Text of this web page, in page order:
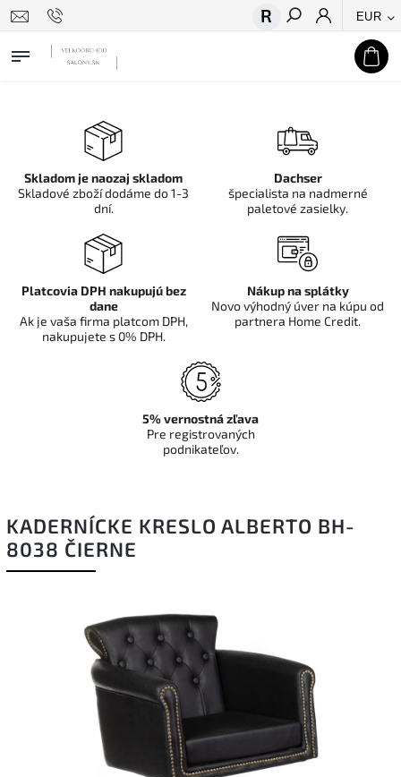
EUR
Hľadať
KADERNÍCKE KRESLO ALBERTO BH-
8038 ČIERNE
Skladom je naozaj skladom
Skladové zboží dodáme do 1-3
dní.
Dachser
špecialista na nadmerné
paletové zasielky.
Platcovia DPH nakupujú bez
dane
Ak je vaša firma platcom DPH,
nakupujete s 0% DPH.
Nákup na splátky
Novo výhodný úver na kúpu od
partnera Home Credit.
5% vernostná zľava
Pre registrovaných
podnikateľov.